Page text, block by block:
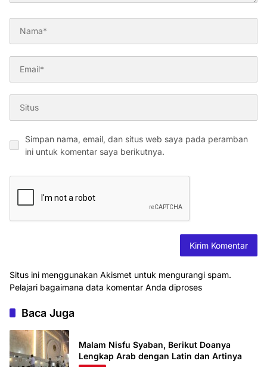
Simpan nama, email, dan situs web saya pada peramban
ini untuk komentar saya berikutnya.
Situs ini menggunakan Akismet untuk mengurangi spam.
Pelajari bagaimana data komentar Anda diproses
Baca Juga
Malam Nisfu Syaban, Berikut Doanya
Lengkap Arab dengan Latin dan Artinya